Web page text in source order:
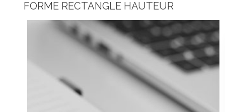
FORME RECTANGLE HAUTEUR